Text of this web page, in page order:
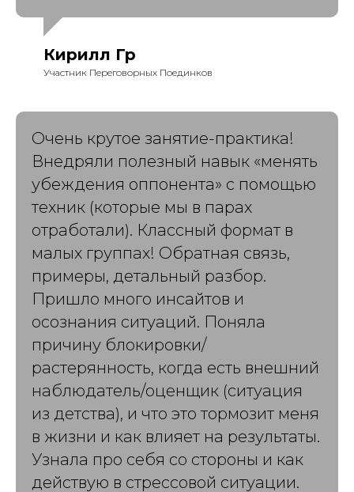
Кирилл Гр
Участник Переговорных Поединков
Очень крутое занятие-практика!
Внедряли полезный навык «менять
убеждения оппонента» с помощью
техник (которые мы в парах
отработали). Классный формат в
малых группах! Обратная связь,
примеры, детальный разбор.
Пришло много инсайтов и
осознания ситуаций. Поняла
причину блокировки/
растерянность, когда есть внешний
наблюдатель/оценщик (ситуация
из детства), и что это тормозит меня
в жизни и как влияет на результаты.
Узнала про себя со стороны и как
действую в стрессовой ситуации.